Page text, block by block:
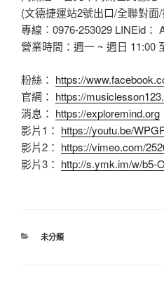
(文德捷運站2號出口/全聯對面
專線︰0976-253029 LINEid：
營業時間：週一 ~ 週日 11:00
粉絲： https://
官網： https://
消息： https://exploremind.org
影片1： https://youtu.be/
影片2： https://vimeo.com/
影片3： http://s.ymk.im/w/b5-
分
未分類